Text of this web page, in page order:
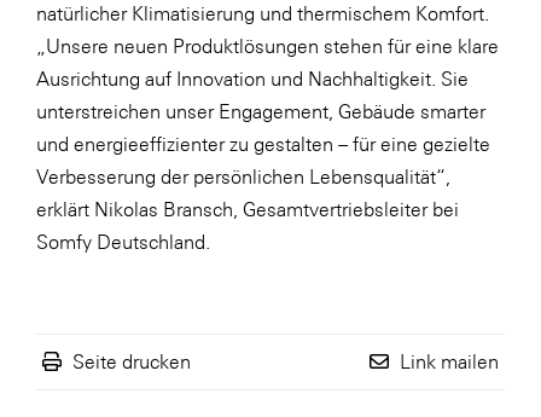
natürlicher Klimatisierung und thermischem Komfort.
„Unsere neuen Produktlösungen stehen für eine klare
Ausrichtung auf Innovation und Nachhaltigkeit. Sie
unterstreichen unser Engagement, Gebäude smarter
und energieeffizienter zu gestalten – für eine gezielte
Verbesserung der persönlichen Lebensqualität“,
erklärt Nikolas Bransch, Gesamtvertriebsleiter bei
Somfy Deutschland.
Seite drucken Link mailen